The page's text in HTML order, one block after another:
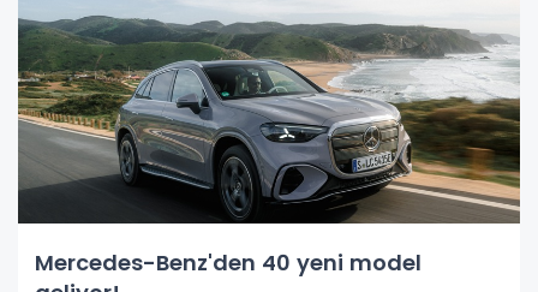
Mercedes-Benz'den 40 yeni model